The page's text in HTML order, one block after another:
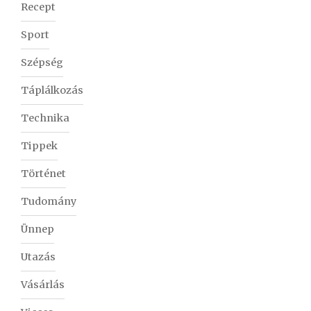
Recept
Sport
Szépség
Táplálkozás
Technika
Tippek
Történet
Tudomány
Ünnep
Utazás
Vásárlás